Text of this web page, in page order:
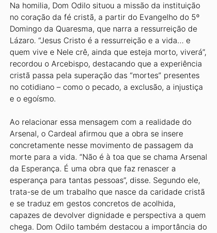
Na homilia, Dom Odilo situou a missão da instituição
no coração da fé cristã, a partir do Evangelho do 5º
Domingo da Quaresma, que narra a ressurreição de
Lázaro. “Jesus Cristo é a ressurreição e a vida… e
quem vive e Nele crê, ainda que esteja morto, viverá”,
recordou o Arcebispo, destacando que a experiência
cristã passa pela superação das “mortes” presentes
no cotidiano – como o pecado, a exclusão, a injustiça
e o egoísmo.
Ao relacionar essa mensagem com a realidade do
Arsenal, o Cardeal afirmou que a obra se insere
concretamente nesse movimento de passagem da
morte para a vida. “Não é à toa que se chama Arsenal
da Esperança. É uma obra que faz renascer a
esperança para tantas pessoas”, disse. Segundo ele,
trata-se de um trabalho que nasce da caridade cristã
e se traduz em gestos concretos de acolhida,
capazes de devolver dignidade e perspectiva a quem
chega. Dom Odilo também destacou a importância do